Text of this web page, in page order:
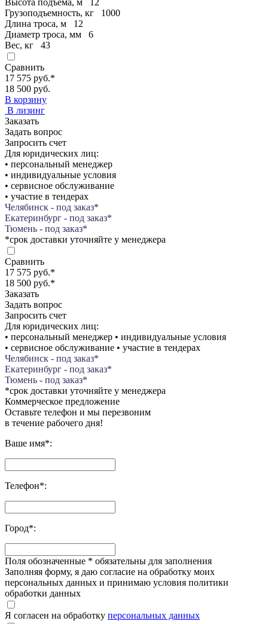
Грузоподъемность, кг
1000
Длина троса, м
12
Диаметр троса, мм
6
Вес, кг
43
Сравнить
17 575 руб.*
18 500 руб.
В корзину
В лизинг
Заказать
Задать вопрос
Запросить счет
Для юридических лиц:
• персональный менеджер
• индивидуальные условия
• сервисное обслуживание
• участие в тендерах
Челябинск - под заказ*
Екатеринбург - под заказ*
Тюмень - под заказ*
*срок доставки уточняйте у менеджера
Сравнить
17 575 руб.*
18 500 руб.*
Заказать
Задать вопрос
Запросить счет
Для юридических лиц:
• персональный менеджер • индивидуальные условия
• сервисное обслуживание • участие в тендерах
Челябинск - под заказ*
Екатеринбург - под заказ*
Тюмень - под заказ*
*срок доставки уточняйте у менеджера
Коммерческое предложение
Оставьте телефон и мы перезвоним
в течение рабочего дня!
Ваше имя*:
Телефон*:
Город*:
Поля обозначенные * обязательны для заполнения
Заполняя форму, я даю согласие на обработку моих
персональных данных и принимаю условия политики
обработки данных
Я согласен на обработку персональных данных